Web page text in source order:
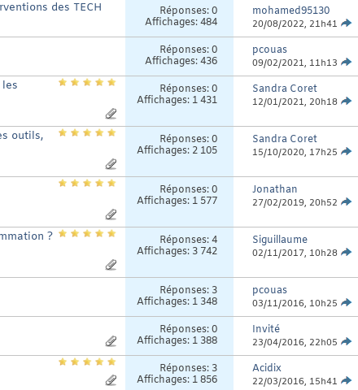
des TECH Réponses:0
Affichages: 484
mohamed95130
20/08/2022, 21h41
Réponses:0
Affichages: 436
pcouas
09/02/2021, 11h13
Réponses:0
Affichages: 1 431
Sandra Coret
12/01/2021, 20h18
outils,
Réponses:0
Affichages: 2 105
Sandra Coret
15/10/2020, 17h25
Réponses:0
Affichages: 1 577
Jonathan
27/02/2019, 20h52
?
Réponses:4
Affichages: 3 742
Siguillaume
02/11/2017, 10h28
Réponses: 3
Affichages: 1 348
pcouas
03/11/2016, 10h25
Réponses:0
Affichages: 1 388
Invité
23/04/2016, 22h05
Réponses: 3
Affichages: 1 856
Acidix
22/03/2016, 15h41